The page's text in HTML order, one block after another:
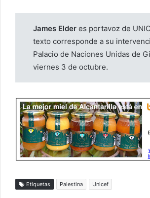
James Elderes portavoz de
texto corresponde a su
Palacio de Naciones Unidas de
viernes 3 de octubre.
Etiquetas Palestina Unicef